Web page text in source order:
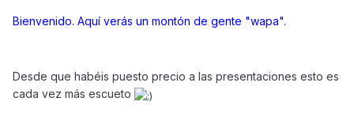
Bienvenido. Aquí verás un montón de gente "wapa".
Desde que habéis puesto precio a las presentaciones esto es
cada vez más escueto